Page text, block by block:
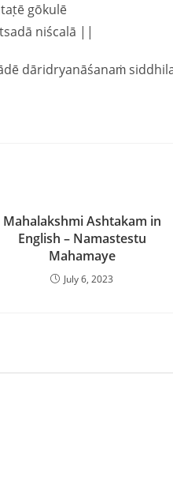
gōkulē
niścalā ||
dāridryanāśanaṁ
Mahalakshmi Ashtakam in
English – Namastestu
Mahamaye
July 6, 2023